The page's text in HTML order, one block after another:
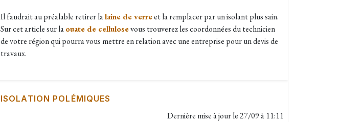
Il faudrait au préalable retirer lalaine de verreet la remplacer par un isolant plus sain.
Sur cet article sur laouate de cellulosevous trouverez les coordonnées du technicien
de votre région qui pourra vous mettre en relation avec une entreprise pour un devis de
travaux.
ISOLATION POLÉMIQUES
Dernière mise à jour le27/09 à 11:11